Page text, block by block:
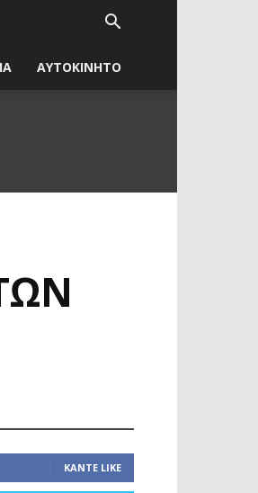
ΑΥΤΟΚΙΝΗΤΟ
ΚΆΝΤΕ LIKE